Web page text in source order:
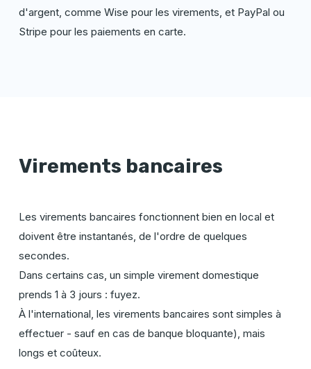
d'argent, comme Wise pour les virements, et PayPal ou
Stripe pour les paiements en carte.
Virements bancaires
Les virements bancaires fonctionnent bien en local et
doivent être instantanés, de l'ordre de quelques
secondes.
Dans certains cas, un simple virement domestique
prends 1 à 3 jours : fuyez.
À l'international, les virements bancaires sont simples à
effectuer - sauf en cas de banque bloquante), mais
longs et coûteux.